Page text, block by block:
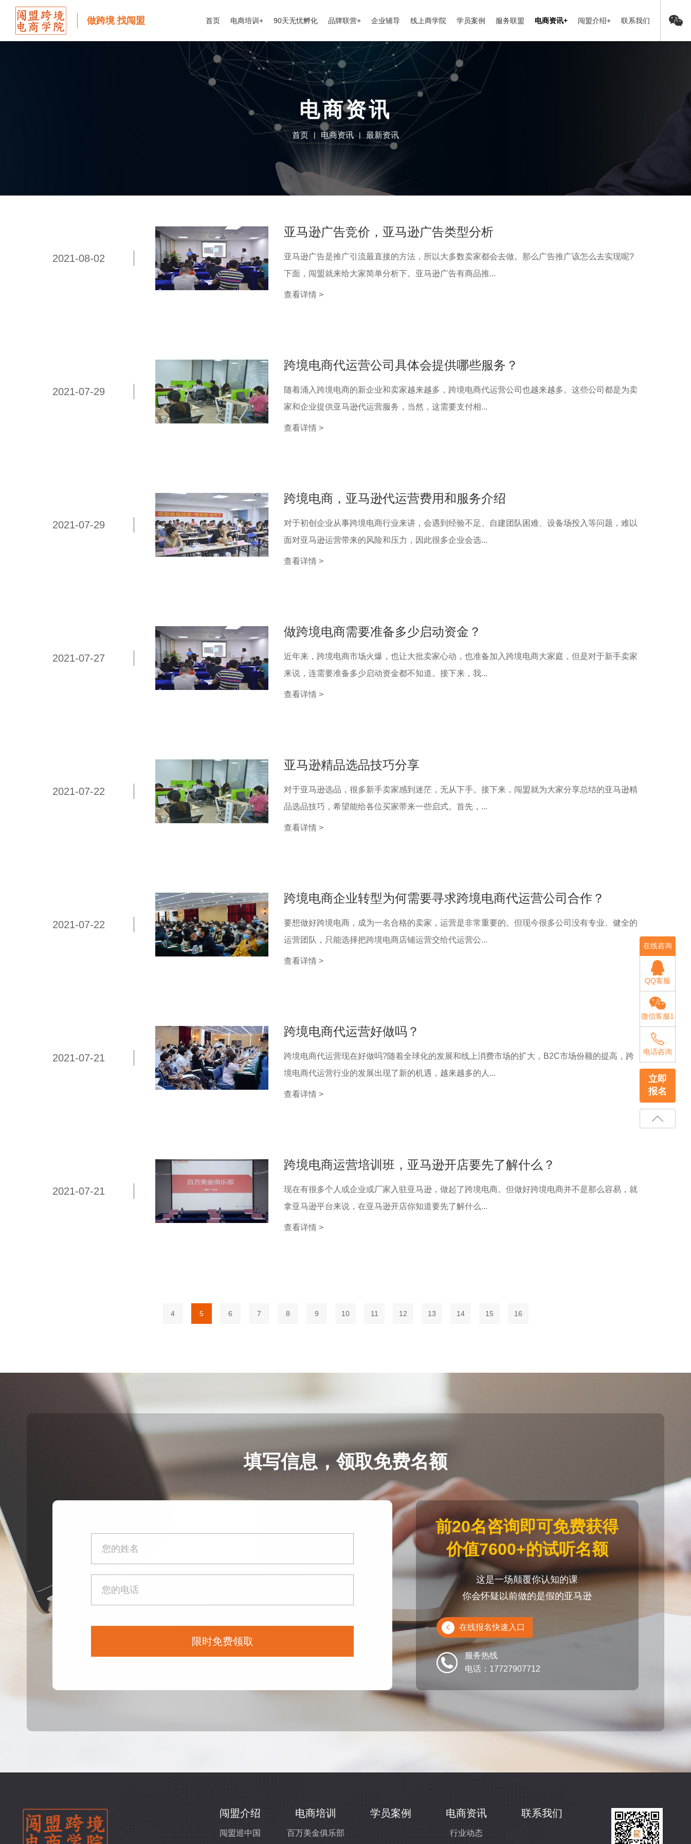
做跨境 找闯盟 首页 电商培训+ 90天无忧孵化 品牌联营+ 企业辅导 线上商学院 学员案例 服务联盟 电商资讯+ 闯盟介绍+ 联系我们
电商资讯
首页 | 电商资讯 | 最新资讯
亚马逊广告竞价，亚马逊广告类型分析
亚马逊广告是推广引流最直接的方法，所以大多数卖家都会去做。那么广告推广该怎么去实现呢?
下面，闯盟就来给大家简单分析下。亚马逊广告有商品推...
查看详情 >
2021-08-02
跨境电商代运营公司具体会提供哪些服务？
随着涌入跨境电商的新企业和卖家越来越多，跨境电商代运营公司也越来越多。这些公司都是为卖
家和企业提供亚马逊代运营服务，当然，这需要支付相...
查看详情 >
2021-07-29
跨境电商，亚马逊代运营费用和服务介绍
对于初创企业从事跨境电商行业来讲，会遇到经验不足、自建团队困难、设备场投入等问题，难以
面对亚马逊运营带来的风险和压力，因此很多企业会选...
查看详情 >
2021-07-29
做跨境电商需要准备多少启动资金？
近年来，跨境电商市场火爆，也让大批卖家心动，也准备加入跨境电商大家庭，但是对于新手卖家
来说，连需要准备多少启动资金都不知道。接下来，我...
查看详情 >
2021-07-27
亚马逊精品选品技巧分享
对于亚马逊选品，很多新手卖家感到迷茫，无从下手。接下来，闯盟就为大家分享总结的亚马逊精
品选品技巧，希望能给各位买家带来一些启式。首先，...
查看详情 >
2021-07-22
跨境电商企业转型为何需要寻求跨境电商代运营公司合作？
要想做好跨境电商，成为一名合格的卖家，运营是非常重要的。但现今很多公司没有专业、健全的
运营团队，只能选择把跨境电商店铺运营交给代运营公...
查看详情 >
2021-07-22
跨境电商代运营好做吗？
跨境电商代运营现在好做吗?随着全球化的发展和线上消费市场的扩大，B2C市场份额的提高，跨
境电商代运营行业的发展出现了新的机遇，越来越多的人...
查看详情 >
2021-07-21
跨境电商运营培训班，亚马逊开店要先了解什么？
现在有很多个人或企业或厂家入驻亚马逊，做起了跨境电商。但做好跨境电商并不是那么容易，就
拿亚马逊平台来说，在亚马逊开店你知道要先了解什么...
查看详情 >
2021-07-21
4 5 6 7 8 9 10 11 12 13 14 15 16
填写信息，领取免费名额
限时免费领取
前20名咨询即可免费获得
价值7600+的试听名额
这是一场颠覆你认知的课
你会怀疑以前做的是假的亚马逊
在线报名快速入口
服务热线
电话：17727907712
闯盟介绍
闯盟巡中国
电商培训
百万美金俱乐部
学员案例 电商资讯
行业动态
联系我们
在线咨询
QQ客服
微信客服1
电话咨询
立即
报名